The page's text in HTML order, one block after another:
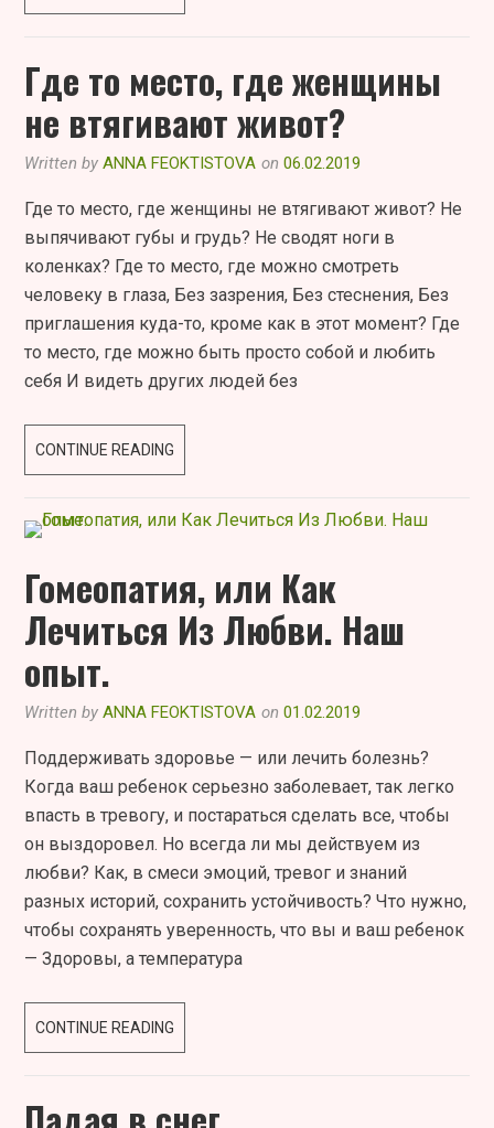
НЕИДЕАЛЬНОЕ
Где то место, где женщины
не втягивают живот?
Written byANNA FEOKTISTOVA on06.02.2019
Где то место, где женщины не втягивают живот? Не
выпячивают губы и грудь? Не сводят ноги в
коленках? Где то место, где можно смотреть
человеку в глаза, Без зазрения, Без стеснения, Без
приглашения куда-то, кроме как в этот момент? Где
то место, где можно быть просто собой и любить
себя И видеть других людей без
CONTINUE READING
ТО
НЕ
ВТЯГИВАЮТ
ЖИВОТ?
Гомеопатия, или Как
Лечиться Из Любви. Наш
опыт.
Written byANNA FEOKTISTOVA on01.02.2019
Поддерживать здоровье — или лечить болезнь?
Когда ваш ребенок серьезно заболевает, так легко
впасть в тревогу, и постараться сделать все, чтобы
он выздоровел. Но всегда ли мы действуем из
любви? Как, в смеси эмоций, тревог и знаний
разных историй, сохранить устойчивость? Что нужно,
чтобы сохранять уверенность, что вы и ваш ребенок
— Здоровы, а температура
CONTINUE READING
ИЛИ
ЛЕЧИТЬСЯ